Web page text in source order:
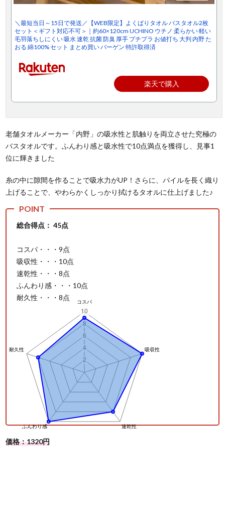
＼最短当日～15日で発送／【WEB限定】よくばりタオル バスタオル2枚
セット＜ギフト対応不可＞｜約60×120cm UCHINO ウチノ 柔らかい 軽い
毛羽落ちしにくい 吸水 速乾 抗菌 防臭 厚手 プチプラ お値打ち 大判 内野 た
おる 綿100% セット まとめ買い バーゲン 特許取得済
楽天で購入
老舗タオルメーカー「内野」の吸水性と肌触りを両立させた究極の
バスタオルです。ふんわり感と吸水性で10点満点を獲得し、見事1
位に輝きました
糸の中に隙間を作ることで吸水力がUP！さらに、パイルを長く織り
上げることで、やわらかくしっかり拭けるタオルに仕上げました♪
総合得点： 45点
コスパ・・・9点
吸収性・・・10点
速乾性・・・8点
ふんわり感・・・10点
耐久性・・・8点
価格：1320円